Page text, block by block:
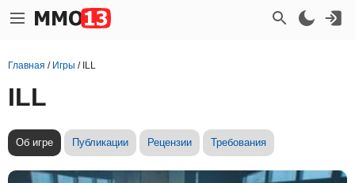
Главная / Игры / ILL
ILL
Об игре Публикации Рецензии Требования